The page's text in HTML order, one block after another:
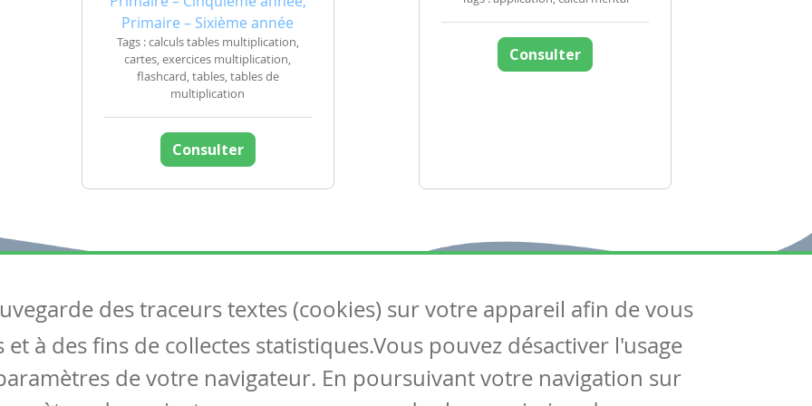
Primaire – Sixième année
Tags : calculs tables multiplication,
cartes, exercices multiplication,
flashcard, tables, tables de
multiplication
Consulter
Consulter
Articles
Tous les articles
Articles DYS
Suivez-nous
Contactez-nous
Soutien scolaire
des traceurs textes (cookies) sur votre appareil afin de vous
à des fins de collectes statistiques.Vous pouvez désactiver l'usage
de votre navigateur. En poursuivant votre navigation sur